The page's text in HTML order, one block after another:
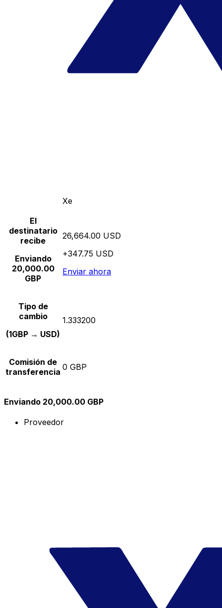
Xe
El
destinatario
recibe
Enviando
20,000.00
GBP
26,664.00 USD
+347.75 USD
Enviar ahora
Tipo de
cambio
(1GBP → USD)
1.333200
Comisión de
transferencia 0 GBP
Enviando 20,000.00 GBP
Proveedor